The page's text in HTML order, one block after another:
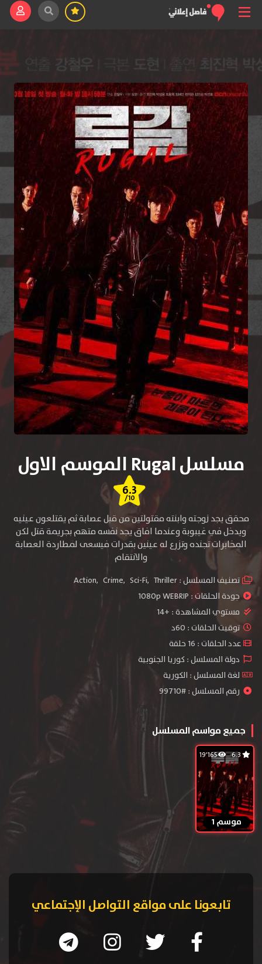
مسلسل Rugal الموسم الاول
6.3
/10
محقق يجد زوجته وابنته مقتولتين من قبل عصابة ثم يقتلعون عينيه
ويدخل في غيبوبة وعندما افاق يجد نفسه متهم بجريمة قتل لكن
المخابرات تجنده وتزرع له عينين بقدرات فيسعى لمطاردة العصابة
والانتقام
تصنيف المسلسل : Action, Crime, Sci-Fi, Thriller
جودة الحلقات : 1080p WEBRIP
مستوي المشاهدة : +14
توقيت الحلقات : 60د
عدد الحلقات : 16 حلقة
دولة المسلسل : كوريا الجنوبية
لغة المسلسل : الكورية
رقم المسلسل : #99710
جميع مواسم المسلسل
19٬165
موسم 1
تابعونا على مواقع التواصل الإجتماعي